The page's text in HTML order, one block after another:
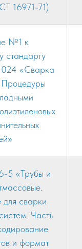
16971-71)
№1 к
стандарту
«Сварка
Процедуры
5 «Трубы и
сварки
Часть
и формат